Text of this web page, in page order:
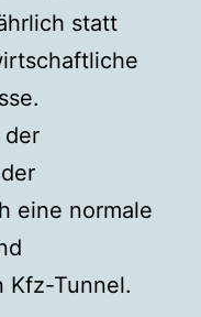
statt
der
eine normale
Kfz-Tunnel.